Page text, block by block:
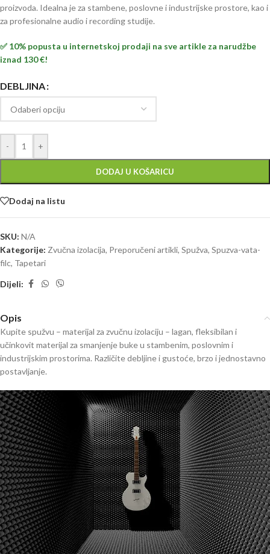
proizvoda. Idealna je za stambene, poslovne i industrijske prostore, kao i
za profesionalne audio i recording studije.
✅ 10% popusta u internetskoj prodaji na sve artikle za narudžbe
iznad 130 €!
DEBLJINA
- +
DODAJ U KOŠARICU
Dodaj na listu
SKU: N/A
Kategorije: Zvučna izolacija, Preporučeni artikli, Spužva, Spuzva-vata-
filc, Tapetari
Dijeli:
Opis
Kupite spužvu – materijal za zvučnu izolaciju – lagan, fleksibilan i
učinkovit materijal za smanjenje buke u stambenim, poslovnim i
industrijskim prostorima. Različite debljine i gustoće, brzo i jednostavno
postavljanje.